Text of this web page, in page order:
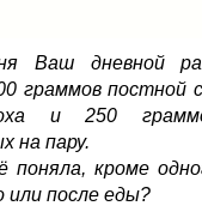
(21)
Ваш дневной
граммов постной
и 250
на пару.
поняла, кроме
или после еды?